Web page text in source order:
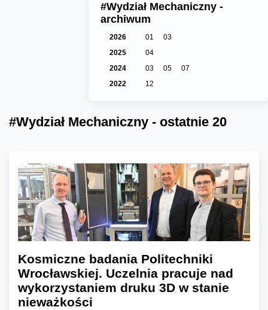
#Wydział Mechaniczny -
archiwum
2026 01
03
2025
04
2024
03 05
07
2022
12
#Wydział Mechaniczny - ostatnie 20
Kosmiczne badania Politechniki
Wrocławskiej. Uczelnia pracuje nad
wykorzystaniem druku 3D w stanie
nieważkości